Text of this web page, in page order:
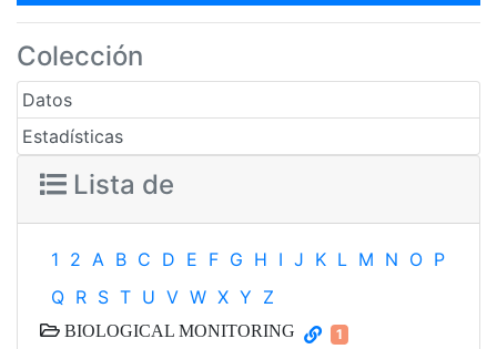
Colección
Datos
Estadísticas
Lista de
1 2 A B C D E F G H I J K L M N O P
Q R S T U V W X Y Z
BIOLOGICAL MONITORING 1